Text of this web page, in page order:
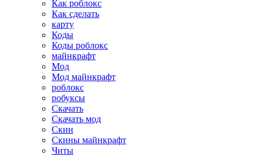
Как роблокс
Как сделать
карту
Коды
Коды роблокс
майнкрафт
Мод
Мод майнкрафт
роблокс
робуксы
Скачать
Скачать мод
Скин
Скины майнкрафт
Читы